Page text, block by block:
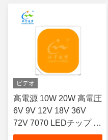
and street light
ビデオ
高電源 10W 20W 高電圧
6V 9V 12V 18V 36V
72V 7070 LEDチップ ア
ンバー ホワイト 3000K